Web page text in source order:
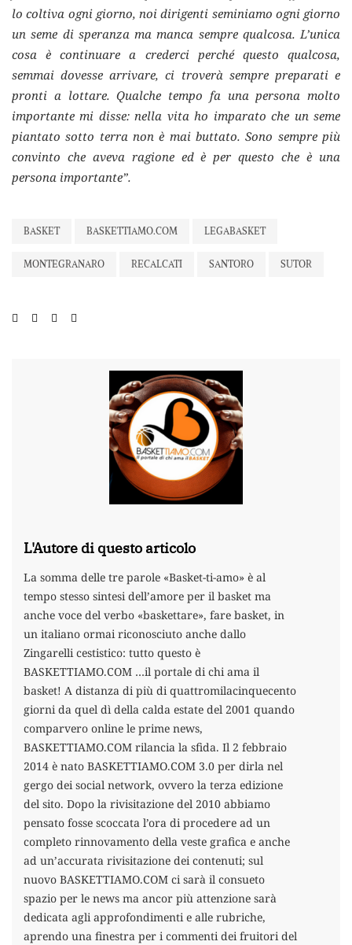
lo coltiva ogni giorno, noi dirigenti seminiamo ogni giorno
un seme di speranza ma manca sempre qualcosa. L’unica
cosa è continuare a crederci perché questo qualcosa,
semmai dovesse arrivare, ci troverà sempre preparati e
pronti a lottare. Qualche tempo fa una persona molto
importante mi disse: nella vita ho imparato che un seme
piantato sotto terra non è mai buttato. Sono sempre più
convinto che aveva ragione ed è per questo che è una
persona importante”.
BASKET BASKETTIAMO.COM LEGABASKET
MONTEGRANARO RECALCATI SANTORO SUTOR
L'Autore di questo articolo
La somma delle tre parole «Basket-ti-amo» è al
tempo stesso sintesi dell’amore per il basket ma
anche voce del verbo «baskettare», fare basket, in
un italiano ormai riconosciuto anche dallo
Zingarelli cestistico: tutto questo è
BASKETTIAMO.COM …il portale di chi ama il
basket! A distanza di più di quattromilacinquecento
giorni da quel dì della calda estate del 2001 quando
comparvero online le prime news,
BASKETTIAMO.COM rilancia la sfida. Il 2 febbraio
2014 è nato BASKETTIAMO.COM 3.0 per dirla nel
gergo dei social network, ovvero la terza edizione
del sito. Dopo la rivisitazione del 2010 abbiamo
pensato fosse scoccata l’ora di procedere ad un
completo rinnovamento della veste grafica e anche
ad un’accurata rivisitazione dei contenuti; sul
nuovo BASKETTIAMO.COM ci sarà il consueto
spazio per le news ma ancor più attenzione sarà
dedicata agli approfondimenti e alle rubriche,
aprendo una finestra per i commenti dei fruitori del